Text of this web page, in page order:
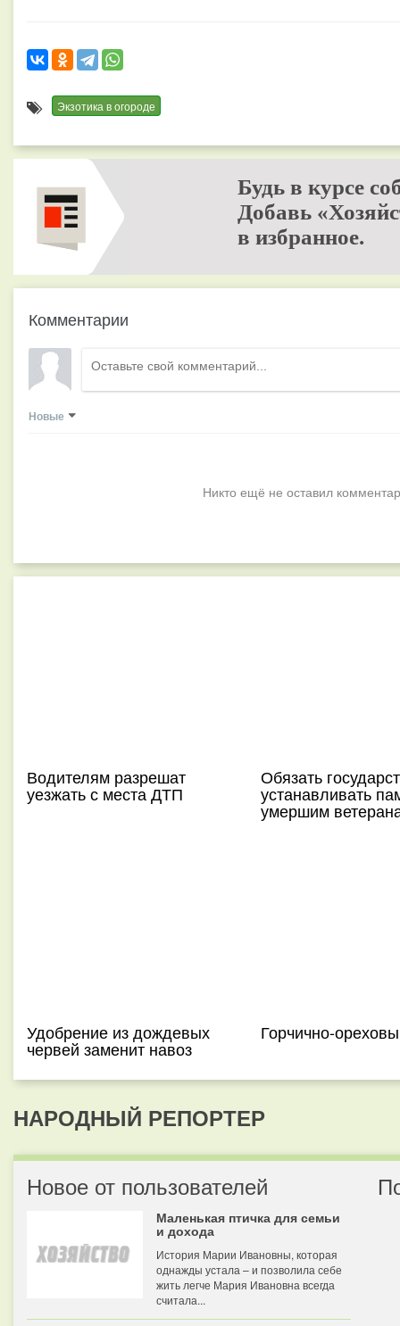
Экзотика в огороде
Будь в курсе
Добавь
в избранное.
Комментарии
Новые
Никто ещё не оставил
Водителям разрешат
уезжать с места ДТП
Обязать
устанавливать
умершим
Удобрение из дождевых
червей заменит навоз
Горчично-
НАРОДНЫЙ РЕПОРТЕР
Новое от пользователей
Маленькая птичка для семьи
и дохода
История Марии Ивановны, которая
однажды устала – и позволила себе
жить легче Мария Ивановна всегда
считала...